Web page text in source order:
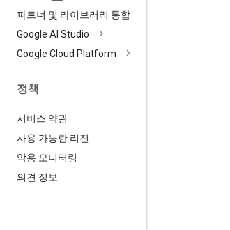
파트너 및 라이브러리 통합
Google AI Studio
Google Cloud Platform
정책
서비스 약관
사용 가능한 리전
악용 모니터링
의견 정보